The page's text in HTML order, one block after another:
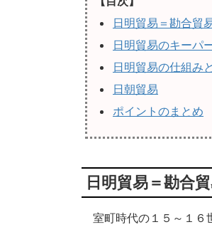
日明貿易＝勘合貿
日明貿易のキーパ
日明貿易の仕組み
日朝貿易
ポイントのまとめ
日明貿易＝勘合
室町時代の１５～１６